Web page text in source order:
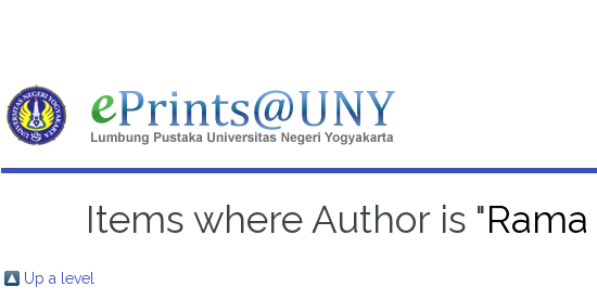
Items where Author is "
Up a level